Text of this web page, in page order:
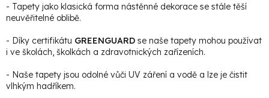
- Tapety jako klasická forma nástěnné dekorace se stále těší
neuvěřitelné oblibě.
- Díky certifikátu GREENGUARD se naše tapety mohou používat
i ve školách, školkách a zdravotnických zařízeních.
- Naše tapety jsou odolné vůči UV záření a vodě a lze je čistit
vlhkým hadříkem.